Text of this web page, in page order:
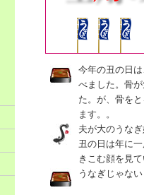
今年の丑の日
べました。骨
た。が、骨を
ます。。
夫が大のうな
丑の日は年に
きこむ顔を見
うなぎじゃな